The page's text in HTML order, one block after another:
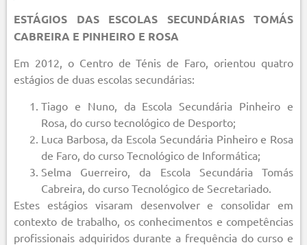
ESTÁGIOS DAS ESCOLAS SECUNDÁRIAS TOMÁS
CABREIRA E PINHEIRO E ROSA
Em 2012, o Centro de Ténis de Faro, orientou quatro
estágios de duas escolas secundárias:
Tiago e Nuno, da Escola Secundária Pinheiro e
Rosa, do curso tecnológico de Desporto;
Luca Barbosa, da Escola Secundária Pinheiro e Rosa
de Faro, do curso Tecnológico de Informática;
Selma Guerreiro, da Escola Secundária Tomás
Cabreira, do curso Tecnológico de Secretariado.
Estes estágios visaram desenvolver e consolidar em
contexto de trabalho, os conhecimentos e competências
profissionais adquiridos durante a frequência do curso e